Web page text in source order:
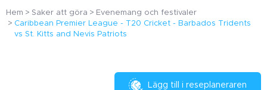
Hem Saker att göra
Evenemang och festivaler
Caribbean Premier League - T20 Cricket - Barbados Tridents
vs St. Kitts and Nevis Patriots
Lägg till i reseplaneraren